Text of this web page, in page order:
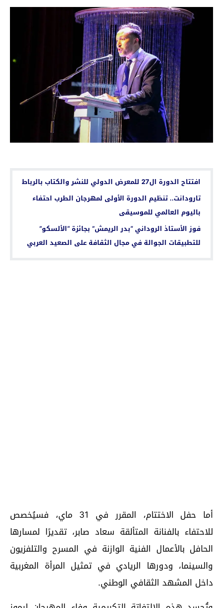
افتتاح الدورة ال27 للمعرض الدولي للنشر والكتاب بالرباط
تارودانت.. تنظيم الدورة الأولى لمهرجان الطرب احتفاء
باليوم العالمي للموسيقى
فوز الأستاذ الروداني “بدر الريمش” بجائزة “الألسكو”
للتطبيقات الجوالة‎ في مجال الثقافة على الصعيد العربي
أما حفل الاختتام، المقرر في 31 ماي، فسيُخصص
للاحتفاء بالفنانة المتألقة سعاد صابر، تقديرًا لمسارها
الحافل بالأعمال الفنية الوازنة في المسرح والتلفزيون
والسينما، ودورها الريادي في تمثيل المرأة المغربية
داخل المشهد الثقافي الوطني.